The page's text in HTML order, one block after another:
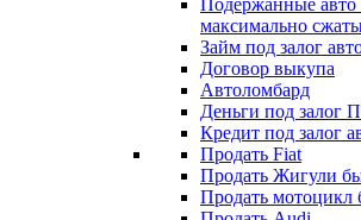
Подержанные авто
максимально
Займ под залог
Договор выкупа
Автоломбард
Деньги под залог
Кредит под залог
Продать Fiat
Продать Жигули
Продать мотоцикл